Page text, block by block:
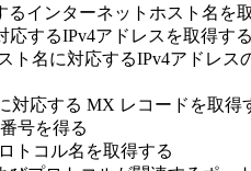
インターネットホスト名を
するIPv4アドレスを取得する
名に対応するIPv4アドレス
応する MX レコードを取得
号を得る
トコル名を取得する